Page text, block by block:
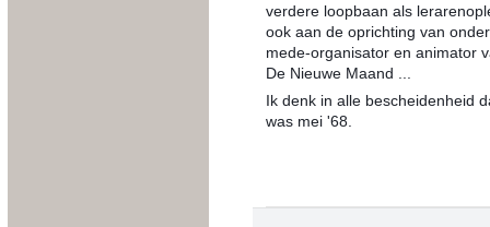
verdere loopbaan als
ook aan de oprichting van
mede-organisator en animator
De Nieuwe Maand ...
Ik denk in alle bescheidenheid
was mei '68.